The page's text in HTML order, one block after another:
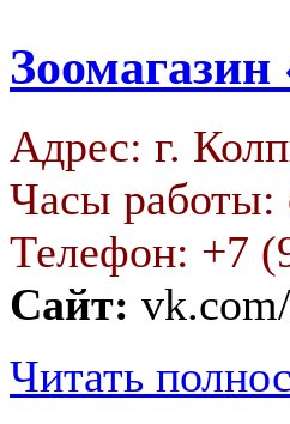
Адрес: г.
Часы работы:
Телефон: +7
Сайт:
Читать